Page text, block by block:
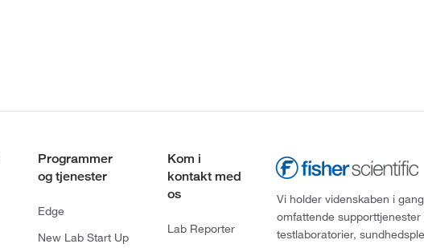
Programmer
og tjenester
Edge
New Lab Start Up
Kom i
kontakt med
os
Lab Reporter
Vi holder videnskaben i
omfattende
testlaboratorier,